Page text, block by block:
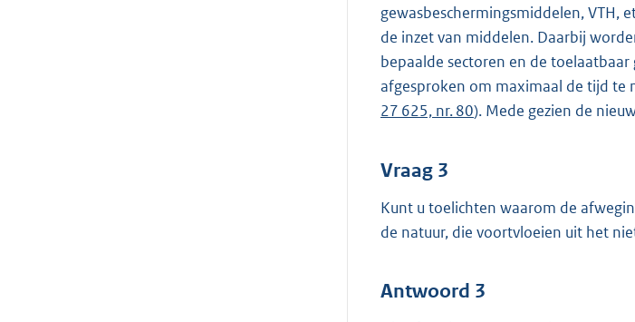
gewasbeschermingsmiddelen, VTH,
de inzet van middelen. Daarbij
bepaalde sectoren en de
afgesproken om maximaal de tijd te
27 625, nr. 80). Mede gezien de
Vraag 3
Kunt u toelichten waarom de
de natuur, die voortvloeien uit het
Antwoord 3